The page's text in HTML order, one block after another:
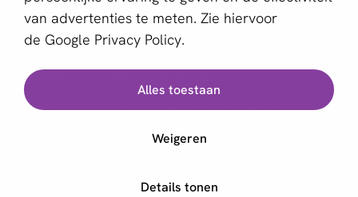
van advertenties te meten. Zie hiervoor
de Google Privacy Policy.
Alles toestaan
Weigeren
Details tonen
Algemene Voorwaarden
Privacyverklaring
Cookies
Welke provider past bij jou?
Maak het jezelf makkelijk: gebruik onze gratis